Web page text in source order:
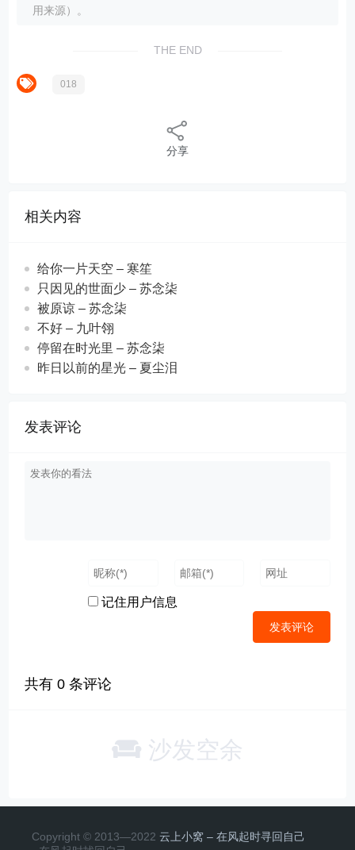
用来源）。
THE END
018
分享
相关内容
给你一片天空 – 寒笙
只因见的世面少 – 苏念柒
被原谅 – 苏念柒
不好 – 九叶翎
停留在时光里 – 苏念柒
昨日以前的星光 – 夏尘泪
发表评论
记住用户信息
共有0 条评论
沙发空余
Copyright © 2013—2022 云上小窝 – 在风起时寻回自己